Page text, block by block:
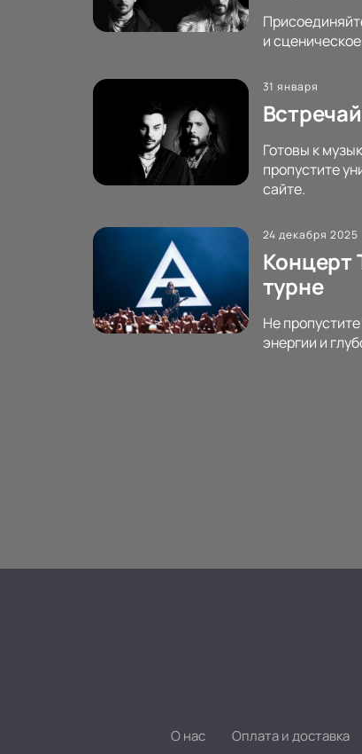
и
31 января
Готовы к
пропустите
сайте.
24 декабря 2025
Концерт
турне
Не
энергии и
О нас
Оплата и доставка